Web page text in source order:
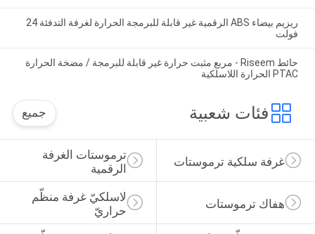
ريزيم بيضاء ABS الرقمية غير قابلة للبرمجة الحرارة لغرفة التدفئة 24
فولت
حائط Riseem - مربع مثبت حرارة غير قابلة للبرمجة / مضخة الحرارة
PTAC الحرارة اللاسلكية
فئات شعبية جميع
ترموستات الغرفة
الرقمية
غرفة سلكية ترموستات
لاسلكيّ غرفة منظّم
حراريّ
هفاك ترموستات